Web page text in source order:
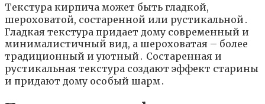
Текстура кирпича может быть гладкой,
шероховатой, состаренной или рустикальной․
Гладкая текстура придает дому современный и
минималистичный вид, а шероховатая – более
традиционный и уютный․ Состаренная и
рустикальная текстура создают эффект старины
и придают дому особый шарм․